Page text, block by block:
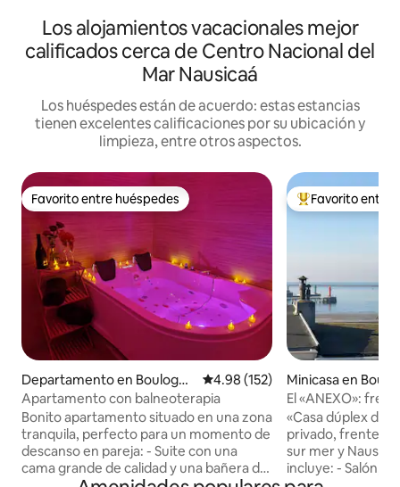
Los alojamientos vacacionales mejor
calificados cerca de Centro Nacional del
Mar Nausicaá
Los huéspedes están de acuerdo: estas estancias
tienen excelentes calificaciones por su ubicación y
limpieza, entre otros aspectos.
Favorito entre huéspedes
Favorito entre huéspedes
Departamento en Boulogne
-sur-Mer
Calificación promedio: 4.98 de
4.98 (152)
Apartamento con balneoterapia
Bonito apartamento situado en una zona
tranquila, perfecto para un momento de
descanso en pareja: - Suite con una
cama grande de calidad y una bañera de
De los mejores
Favorito entre
Minicasa en
Mer
El «ANEXO»:
«Casa dúplex de
privado, frente a
sur mer y
incluye: - Salón, zona de TV - Cocina